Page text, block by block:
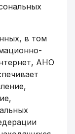
в том
АНО